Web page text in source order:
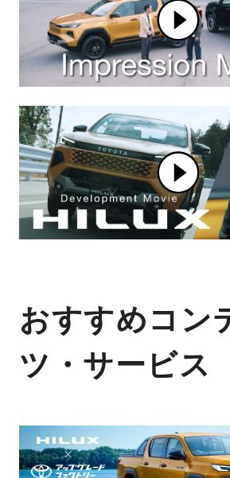
おすすめコン
ツ・サービス